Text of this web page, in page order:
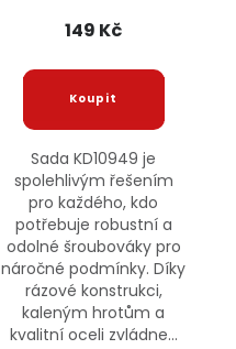
149 Kč
Sada KD10949 je
spolehlivým řešením
pro každého, kdo
potřebuje robustní a
odolné šroubováky pro
náročné podmínky. Díky
rázové konstrukci,
kaleným hrotům a
kvalitní oceli zvládne...